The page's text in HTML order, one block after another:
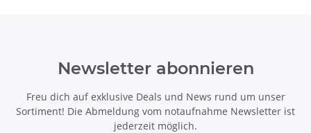
Newsletter abonnieren
Freu dich auf exklusive Deals und News rund um unser
Sortiment! Die Abmeldung vom notaufnahme Newsletter ist
jederzeit möglich.